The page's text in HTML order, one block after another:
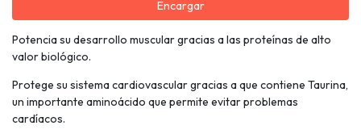
Encargar
Potencia su desarrollo muscular gracias a las proteínas de alto
valor biológico.
Protege su sistema cardiovascular gracias a que contiene Taurina,
un importante aminoácido que permite evitar problemas
cardíacos.